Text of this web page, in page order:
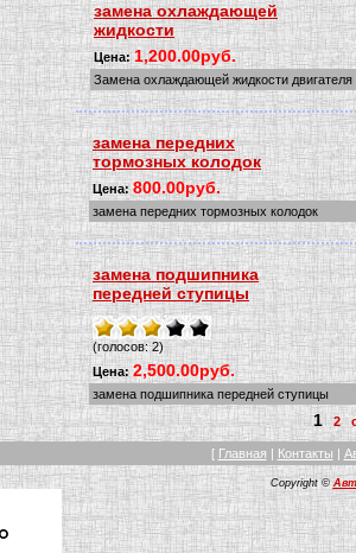
замена охлаждающей
жидкости
Цена: 1,200.00руб.
Замена охлаждающей жидкости двигателя
замена передних
тормозных колодок
Цена: 800.00руб.
замена передних тормозных колодок
замена подшипника
передней ступицы
(голосов: 2)
Цена: 2,500.00руб.
замена подшипника передней ступицы
1 2
[ Главная | Контакты |
Copyright ©